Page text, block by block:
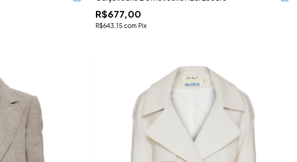
R$677,00
R$643,15com Pix